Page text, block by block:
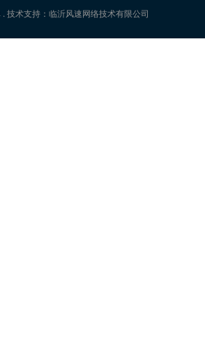
术支持：临沂风速网络技术有限公司